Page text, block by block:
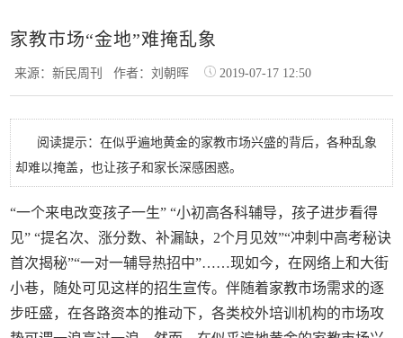
家教市场“金地”难掩乱象
来源：新民周刊作者：刘朝晖 2019-07-17 12:50
阅读提示：在似乎遍地黄金的家教市场兴盛的背后，各种乱象
却难以掩盖，也让孩子和家长深感困惑。
“一个来电改变孩子一生” “小初高各科辅导，孩子进步看得
见” “提名次、涨分数、补漏缺，2个月见效”“冲刺中高考秘诀
首次揭秘”“一对一辅导热招中”……现如今，在网络上和大街
小巷，随处可见这样的招生宣传。伴随着家教市场需求的逐
步旺盛，在各路资本的推动下，各类校外培训机构的市场攻